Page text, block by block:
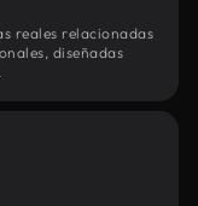
reales relacionadas
diseñadas